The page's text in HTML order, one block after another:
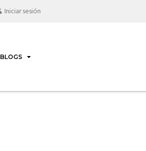
Iniciar sesión
BLOGS